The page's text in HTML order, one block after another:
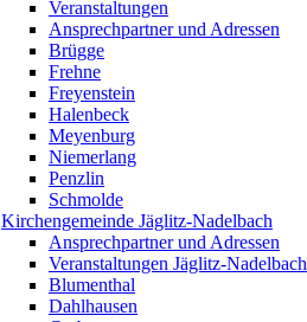
Veranstaltungen
Ansprechpartner und Adressen
Brügge
Frehne
Freyenstein
Halenbeck
Meyenburg
Niemerlang
Penzlin
Schmolde
Kirchengemeinde Jäglitz-Nadelbach
Ansprechpartner und Adressen
Veranstaltungen Jäglitz-Nadelbach
Blumenthal
Dahlhausen